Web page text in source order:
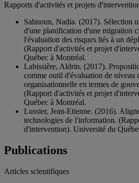
Rapports d'activités et projets
Sahnoun, Nadia. (2017). Sélection
d'une planification d'une migration
l'évaluation des risques liés à un
(Rapport d'activités et projet
Québec à Montréal.
Labissière, Aldrin. (2017).
comme outil d'évaluation de niveau
organisationnelle en termes de
(Rapport d'activités et projet
Québec à Montréal.
Lussier, Jean-Etienne. (2016).
technologies de l'information.
d'intervention). Université du
Publications
Articles scientifiques